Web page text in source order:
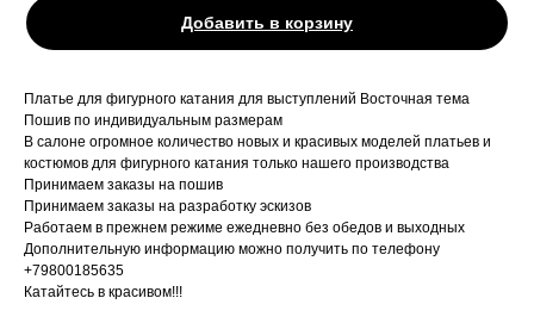
Добавить в корзину
Платье для фигурного катания для выступлений Восточная тема
Пошив по индивидуальным размерам
В салоне огромное количество новых и красивых моделей платьев и
костюмов для фигурного катания только нашего производства
Принимаем заказы на пошив
Принимаем заказы на разработку эскизов
Работаем в прежнем режиме ежедневно без обедов и выходных
Дополнительную информацию можно получить по телефону
+79800185635
Катайтесь в красивом!!!